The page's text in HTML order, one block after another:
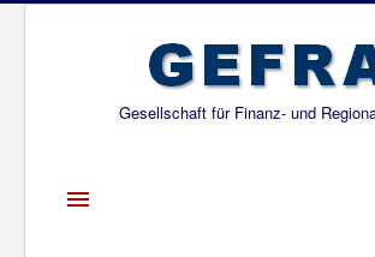
Gesellschaft für Finanz- und
Toggle